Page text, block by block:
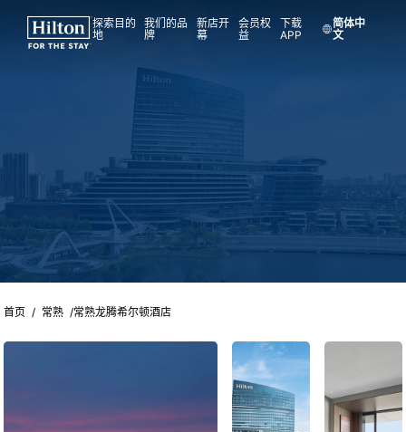
探索目的
地
我们的品
牌
新店开
幕
会员权
益
下载
APP
简体中
文
首页 / 常熟 /常熟龙腾希尔顿酒店